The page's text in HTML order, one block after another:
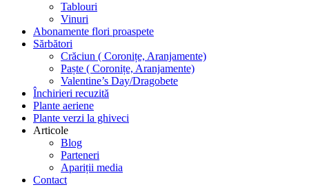
Tablouri
Vinuri
Abonamente flori proaspete
Sărbători
Crăciun ( Coronițe, Aranjamente)
Paște ( Coronițe, Aranjamente)
Valentine’s Day/Dragobete
Închirieri recuzită
Plante aeriene
Plante verzi la ghiveci
Articole
Blog
Parteneri
Apariții media
Contact